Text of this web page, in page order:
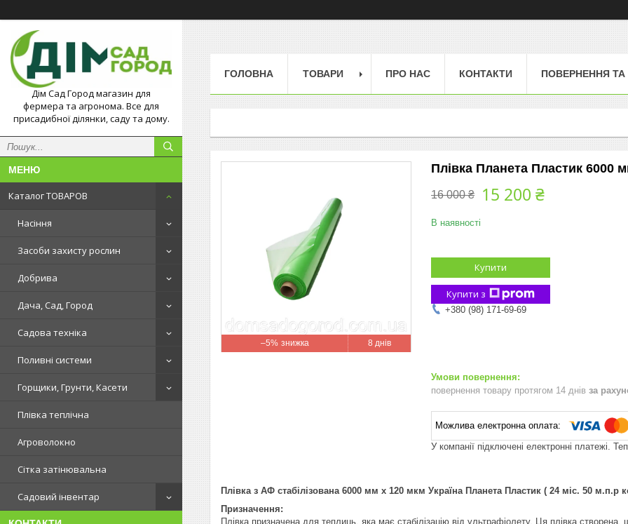
Дім Сад Город магазин для
фермера та агронома. Все для
присадибної ділянки, саду та дому.
Каталог ТОВАРОВ
Насіння
Засоби захисту рослин
Добрива
Дача, Сад, Город
Садова техніка
Поливні системи
Горщики, Грунти, Касети
Плівка теплічна
Агроволокно
Сітка затінювальна
Садовий інвентар
ГОЛОВНА ТОВАРИ ПРО НАС КОНТАКТИ ПОВЕРНЕННЯ ТА
–5% 8 днів
Плівка Планета Пластик 6000
16 000 ₴ 15 200 ₴
В наявності
Купити
Купити з
+380 (98) 171-69-69
повернення товару протягом 14 днів за
У компанії підключені електронні платежі.
Плівка з АФ стабілізована 6000 мм х 120 мкм Україна Планета Пластик ( 24 міс. 50 м.п.р
Призначення:
Плівка призначена для теплиць, яка має стабілізацію від ультрафіолету. Ця плівка